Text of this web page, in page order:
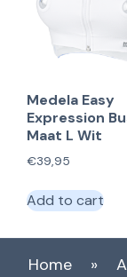
Medela Easy
Expression
Maat L Wit
€39,95
Add to cart
Home »